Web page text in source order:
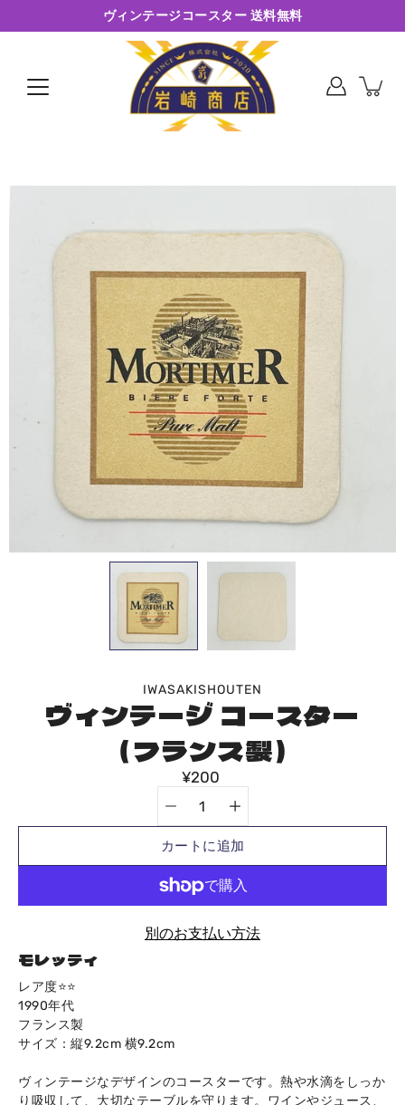
ヴィンテージコースター 送料無料
IWASAKISHOUTEN
ヴィンテージ コースター
（フランス製）
¥200
カートに追加
別のお支払い方法
Notify
me
when
this
product
available:
モレッティ
レア度⭐️⭐️
1990年代
フランス製
サイズ：縦9.2cm 横9.2cm
ヴィンテージなデザインのコースターです。熱や水滴をしっか
り吸収して、大切なテーブルを守ります。ワインやジュース、